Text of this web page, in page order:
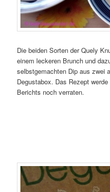
Die beiden Sorten der Quely
einem leckeren Brunch und
selbstgemachten Dip aus zwei
Degustabox. Das Rezept
Berichts noch verraten.